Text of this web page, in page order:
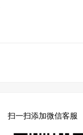
扫一扫添加微信客服